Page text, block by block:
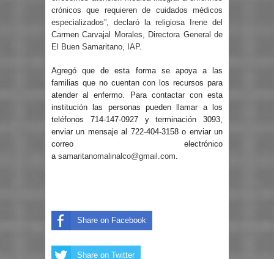
crónicos que requieren de cuidados médicos
especializados”, declaró la religiosa Irene del
Carmen Carvajal Morales, Directora General de
El Buen Samaritano, IAP.
Agregó que de esta forma se apoya a las
familias que no cuentan con los recursos para
atender al enfermo. Para contactar con esta
institución las personas pueden llamar a los
teléfonos 714-147-0927 y terminación 3093,
enviar un mensaje al 722-404-3158 o enviar un
correo electrónico
a samaritanomalinalco@gmail.com.
Share on Facebook
Share on Twitter